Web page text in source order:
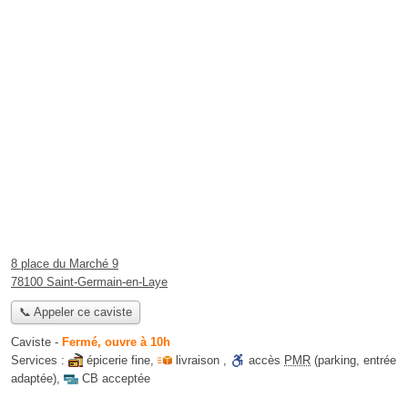
8 place du Marché 9
78100 Saint-Germain-en-Laye
📞 Appeler ce caviste
Caviste - Fermé, ouvre à 10h
Services :
épicerie fine, livraison , accès PMR (parking, entrée
adaptée),
CB acceptée